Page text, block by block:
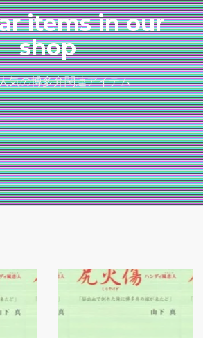
items in our
shop
気の博多弁関連アイテム